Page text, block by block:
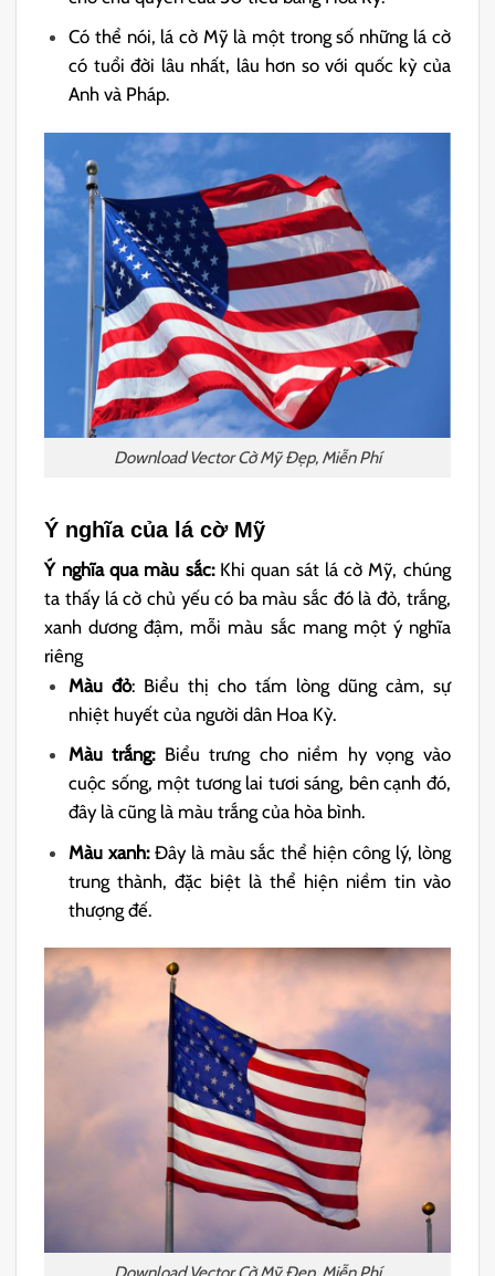
Có thể nói, lá cờ Mỹ là một trong số những lá cờ
có tuổi đời lâu nhất, lâu hơn so với quốc kỳ của
Anh và Pháp.
Download Vector Cờ Mỹ Đẹp, Miễn Phí
Ý nghĩa của lá cờ Mỹ
Ý nghĩa qua màu sắc: Khi quan sát lá cờ Mỹ, chúng
ta thấy lá cờ chủ yếu có ba màu sắc đó là đỏ, trắng,
xanh dương đậm, mỗi màu sắc mang một ý nghĩa
riêng
Màu đỏ: Biểu thị cho tấm lòng dũng cảm, sự
nhiệt huyết của người dân Hoa Kỳ.
Màu trắng:Biểu trưng cho niềm hy vọng vào
cuộc sống, một tương lai tươi sáng, bên cạnh đó,
đây là cũng là màu trắng của hòa bình.
Màu xanh:Đây là màu sắc thể hiện công lý, lòng
trung thành, đặc biệt là thể hiện niềm tin vào
thượng đế.